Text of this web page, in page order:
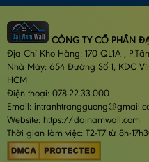
CÔNG TY CỔ PHẦN
Địa Chỉ Kho Hàng: 170 QL1A ,
Nhà Máy: 654 Đường Số 1, KDC
HCM
Điện thoại: 078.22.33.000
Email:
Website: https://dainamwall.com
Thời gian làm việc: T2-T7 từ 8h-